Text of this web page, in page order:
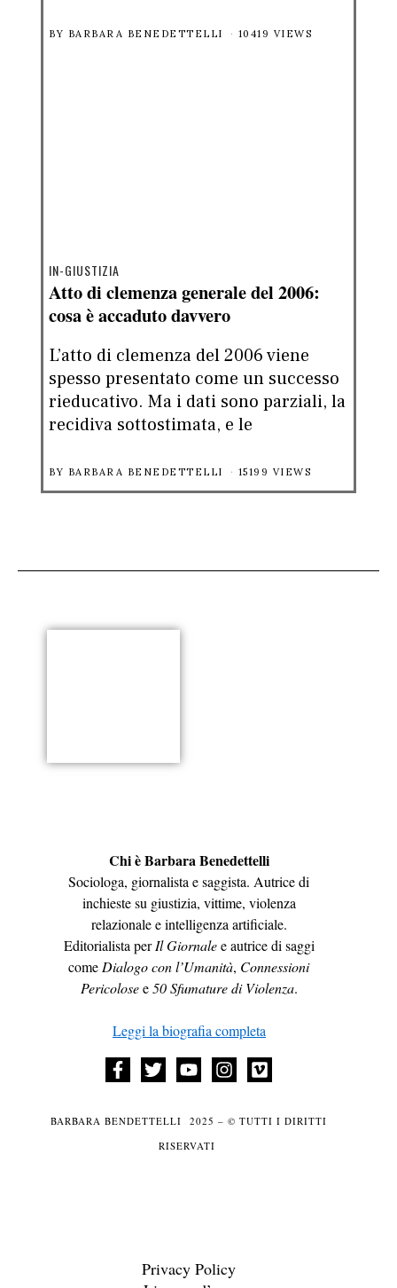
BY BARBARA BENEDETTELLI 10419 VIEWS
IN-GIUSTIZIA
Atto di clemenza generale del 2006:
cosa è accaduto davvero
L’atto di clemenza del 2006 viene
spesso presentato come un successo
rieducativo. Ma i dati sono parziali, la
recidiva sottostimata, e le
BY BARBARA BENEDETTELLI 15199 VIEWS
Chi è Barbara Benedettelli
Sociologa, giornalista e saggista. Autrice di
inchieste su giustizia, vittime, violenza
relazionale e intelligenza artificiale.
Editorialista perIl Giornalee autrice di saggi
come Dialogo con l’Umanità, Connessioni
Pericolosee50 Sfumature di Violenza.
Leggi la biografia completa
BARBARA BENDETTELLI 2025 – © TUTTI I DIRITTI
RISERVATI
Privacy Policy